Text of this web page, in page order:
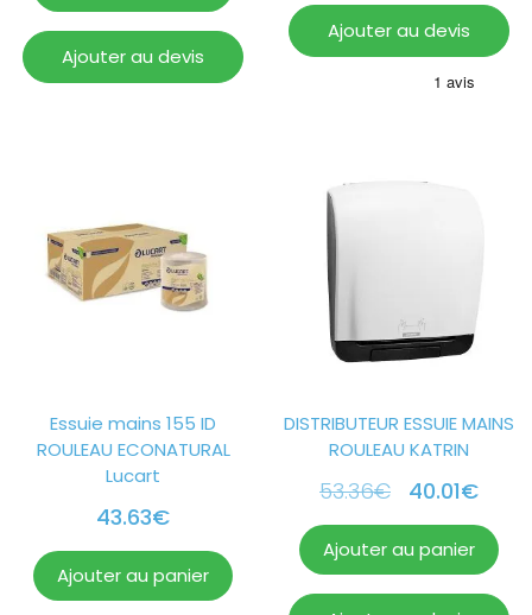
Ajouter au devis
Ajouter au devis
Essuie mains 155 ID
ROULEAU ECONATURAL
Lucart
43.63€
Ajouter au panier
DISTRIBUTEUR ESSUIE MAINS
ROULEAU KATRIN
53.36€ 40.01€
Ajouter au panier